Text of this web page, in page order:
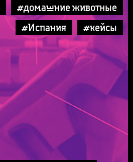
#домашние животные
#Испания
#кейсы